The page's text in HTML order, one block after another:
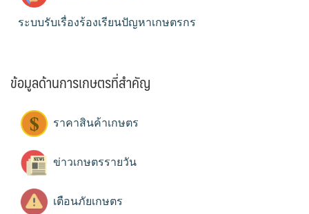
ระบบรับเรื่องร้องเรียนปัญหาเกษตรกร
ข้อมูลด้านการเกษตรที่สำคัญ
ราคาสินค้าเกษตร
ข่าวเกษตรรายวัน
เตือนภัยเกษตร